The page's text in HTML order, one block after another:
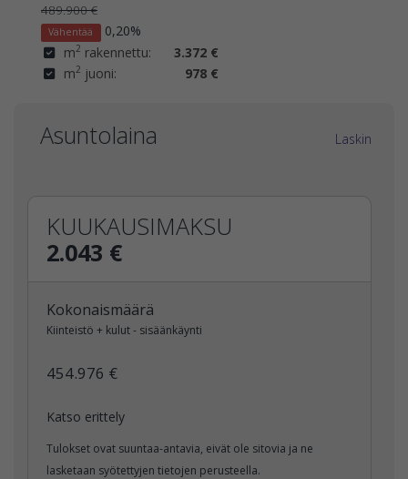
489.900 €
Vähentää
0,20%
m2 rakennettu:
3.372 €
m2 juoni: 978 €
Asuntolaina Laskin
KUUKAUSIMAKSU
2.043 €
Kokonaismäärä
Kiinteistö + kulut - sisäänkäynti
454.976 €
Katso erittely
Tulokset ovat suuntaa-antavia, eivät ole sitovia ja ne
lasketaan syötettyjen tietojen perusteella.